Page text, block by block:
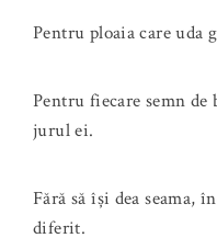
Pentru ploaia care uda
Pentru fiecare semn de
jurul ei.
Fără să își dea seama,
diferit.